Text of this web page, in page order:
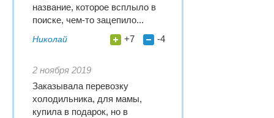
название, которое всплыло в
поиске, чем-то зацепило...
Николай +7 -4
2 ноября 2019
Заказывала перевозку
холодильника, для мамы,
купила в подарок, но в